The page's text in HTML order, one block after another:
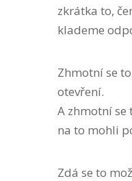
zkrátka to,
klademe
Zhmotní se
otevření.
A zhmotní se
na to mohli
Zdá se to